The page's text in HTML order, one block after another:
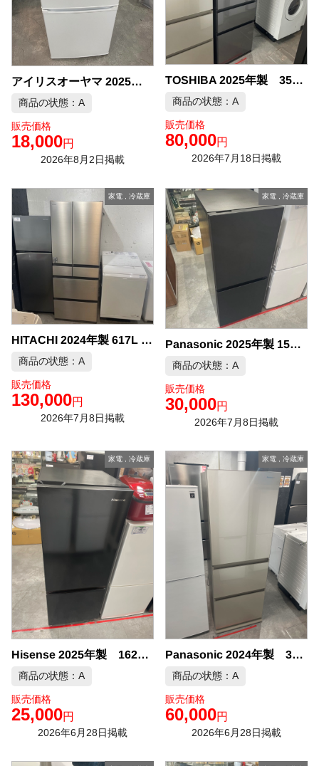
アイリスオーヤマ 2025年製 冷蔵庫 中古品販売
商品の状態：A
販売価格
18,000円
2026年8月2日掲載
TOSHIBA 2025年製 356L 3ドア 冷凍冷蔵庫 中古品販売
商品の状態：A
販売価格
80,000円
2026年7月18日掲載
家電, 冷蔵庫
HITACHI 2024年製 617L 6ドア冷凍冷 中古品販売
商品の状態：A
販売価格
130,000円
2026年7月8日掲載
家電 冷蔵庫
Panasonic 2025年製 156L 冷凍冷蔵庫 中古品販売
商品の状態：A
販売価格
30,000円
2026年7月8日掲載
家電, 冷蔵庫
Hisense 2025年製 162L 冷凍冷蔵庫 中古品販売
商品の状態：A
販売価格
25,000円
2026年6月28日掲載
家電 冷蔵庫
Panasonic 2024年製 335L 3ドア 冷凍冷蔵庫 中古品販売
商品の状態：A
販売価格
60,000円
2026年6月28日掲載